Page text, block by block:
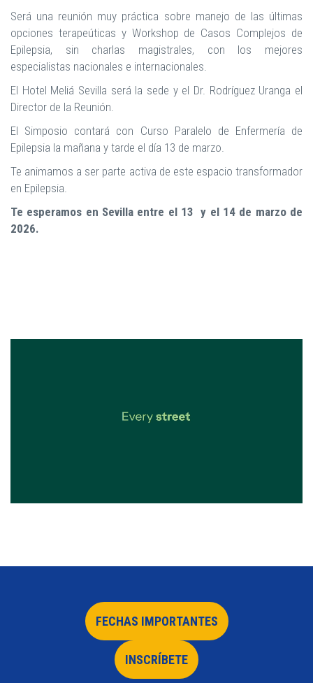
Será una reunión muy práctica sobre manejo de las últimas
opciones terapeúticas y Workshop de Casos Complejos de
Epilepsia, sin charlas magistrales, con los mejores
especialistas nacionales e internacionales.
El Hotel Meliá Sevilla será la sede y el Dr. Rodríguez Uranga el
Director de la Reunión.
El Simposio contará con Curso Paralelo de Enfermería de
Epilepsia la mañana y tarde el día 13 de marzo.
Te animamos a ser parte activa de este espacio transformador
en Epilepsia.
Te esperamos en Sevilla entre el 13 y el 14 de marzo de
2026.
FECHAS IMPORTANTES
INSCRÍBETE